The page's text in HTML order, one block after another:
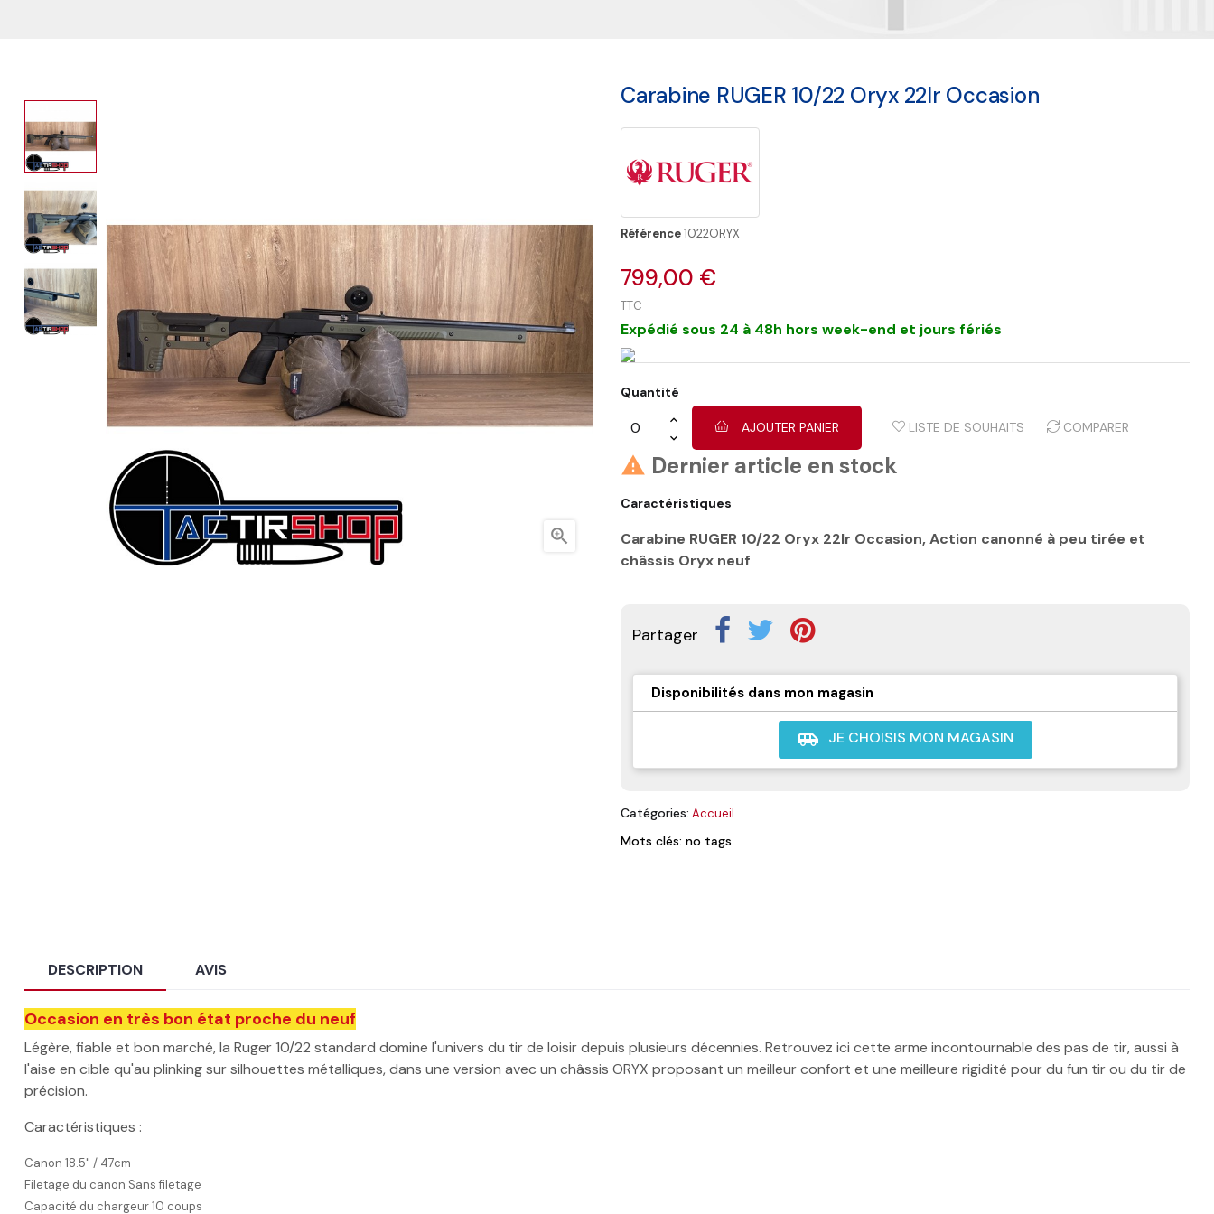

Carabine RUGER 10/22 Oryx 22lr Occasion
Référence1022ORYX
799,00 €
TTC
Expédié sous 24 à 48h hors week-end et jours fériés
Quantité
AJOUTER PANIER LISTE DE SOUHAITS COMPARER
 Dernier article en stock
Caractéristiques
Carabine RUGER 10/22 Oryx 22lr Occasion, Action canonné à peu tirée et
châssis Oryx neuf
Partager
Disponibilités dans mon magasin
airport_shuttle JE CHOISIS MON MAGASIN
Catégories: Accueil
Mots clés: no tags
DESCRIPTION AVIS
Occasion en très bon état proche du neuf
Légère, fiable et bon marché, la Ruger 10/22 standard domine l'univers du tir de loisir depuis plusieurs décennies. Retrouvez ici cette arme incontournable des pas de tir, aussi à
l'aise en cible qu'au plinking sur silhouettes métalliques, dans une version avec un châssis ORYX proposant un meilleur confort et une meilleure rigidité pour du fun tir ou du tir de
précision.
Caractéristiques :
Canon 18.5" / 47cm
Filetage du canon Sans filetage
Capacité du chargeur 10 coups